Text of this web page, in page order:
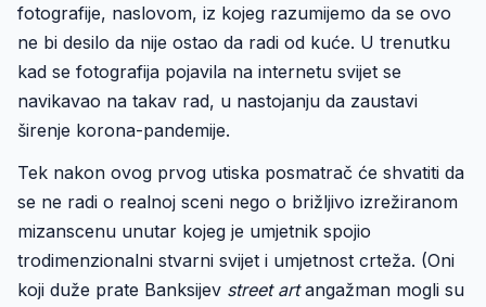
fotografije, naslovom, iz kojeg razumijemo da se ovo
ne bi desilo da nije ostao da radi od kuće. U trenutku
kad se fotografija pojavila na internetu svijet se
navikavao na takav rad, u nastojanju da zaustavi
širenje korona-pandemije.
Tek nakon ovog prvog utiska posmatrač će shvatiti da
se ne radi o realnoj sceni nego o brižljivo izrežiranom
mizanscenu unutar kojeg je umjetnik spojio
trodimenzionalni stvarni svijet i umjetnost crteža. (Oni
koji duže prate Banksijev street artangažman mogli su